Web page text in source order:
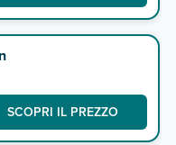
SCOPRI IL PREZZO